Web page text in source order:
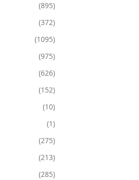
(895)
(372)
(1095)
(975)
(626)
(152)
(10)
(1)
(275)
(213)
(285)